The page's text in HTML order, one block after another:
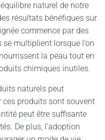
naturel de notre
résultats bénéfiques sur
commence par des
multiplient lorsque l’on
la peau tout en
chimiques inutiles.
naturels peut
ces produits sont souvent
peut être suffisante
De plus, l’adoption